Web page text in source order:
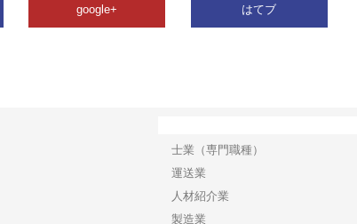
google+ はてブ
士業（専門職種）
運送業
人材紹介業
製造業